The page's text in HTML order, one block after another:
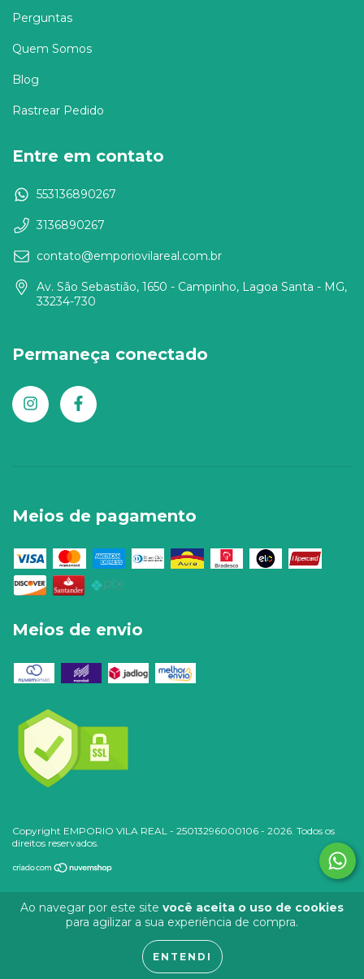
Ao navegar por este site você aceita o uso de cookies
para agilizar a sua experiência de compra.
ENTENDI
Perguntas
Quem Somos
Blog
Rastrear Pedido
Entre em contato
553136890267
3136890267
contato@emporiovilareal.com.br
Av. São Sebastião, 1650 - Campinho, Lagoa Santa - MG,
33234-730
Permaneça conectado
Meios de pagamento
Meios de envio
Copyright EMPORIO VILA REAL - 25013296000106 - 2026. Todos os
direitos reservados.